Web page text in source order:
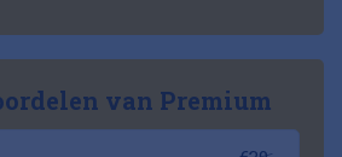
van Premium